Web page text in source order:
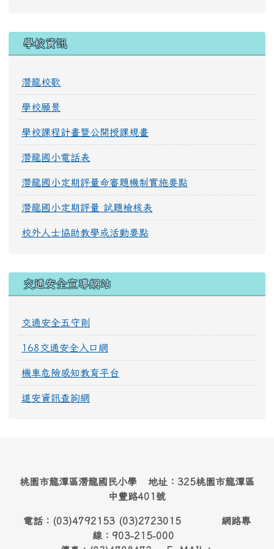
學校資訊
潛龍校歌
學校願景
學校課程計畫暨公開授課規畫
潛龍國小電話表
潛龍國小定期評量命審題機制實施要點
潛龍國小定期評量 試題檢核表
校外人士協助教學或活動要點
交通安全宣導網站
交通安全五守則
168交通安全入口網
機車危險感知教育平台
道安資訊查詢網
桃園市龍潭區潛龍國民小學 地址：325桃園市龍潭區
中豐路401號
電話：(03)4792153 (03)2723015 網路專
線：903-215-000